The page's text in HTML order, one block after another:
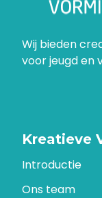
Wij bieden
voor jeugd en
Kreatieve
Introductie
Ons team